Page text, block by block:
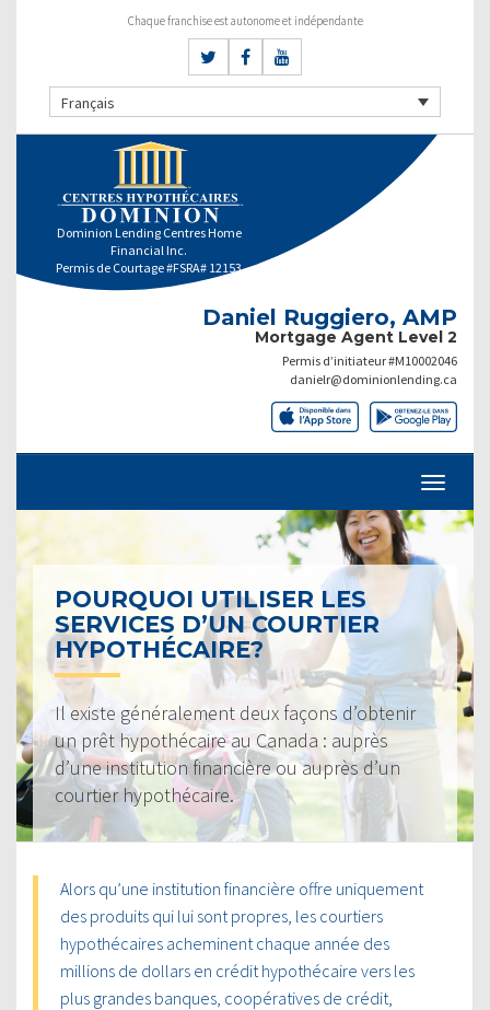
Chaque franchise est autonome et indépendante
Français
Dominion Lending Centres Home
Financial Inc.
Permis de Courtage #FSRA# 12153
Daniel Ruggiero, AMP
Mortgage Agent Level 2
Permis d’initiateur #M10002046
danielr@dominionlending.ca
POURQUOI UTILISER LES
SERVICES D’UN COURTIER
HYPOTHÉCAIRE?
Il existe généralement deux façons d’obtenir
un prêt hypothécaire au Canada : auprès
d’une institution financière ou auprès d’un
courtier hypothécaire.
Alors qu’une institution financière offre uniquement
des produits qui lui sont propres, les courtiers
hypothécaires acheminent chaque année des
millions de dollars en crédit hypothécaire vers les
plus grandes banques, coopératives de crédit,